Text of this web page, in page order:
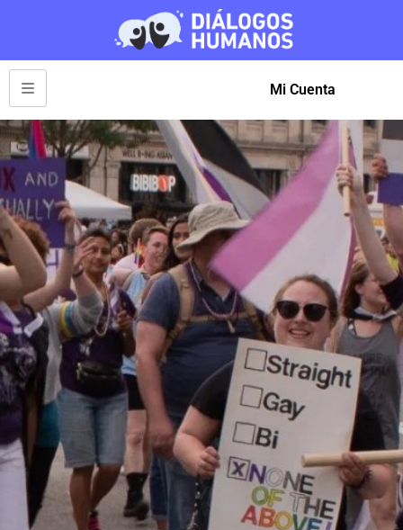
Mi Cuenta